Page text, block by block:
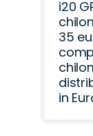
i20
35
in